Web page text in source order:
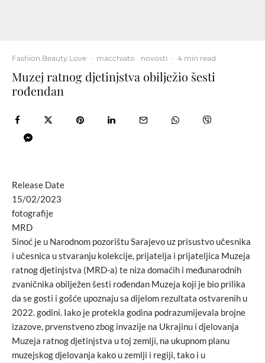
Fashion.Beauty.Love · macchiato novosti · 4 min read
Muzej ratnog djetinjstva obilježio šesti
rođendan
Release Date
15/02/2023
fotografije
MRD
Sinoć je u Narodnom pozorištu Sarajevo uz prisustvo učesnika
i učesnica u stvaranju kolekcije, prijatelja i prijateljica Muzeja
ratnog djetinjstva (MRD-a) te niza domaćih i međunarodnih
zvaničnika obilježen šesti rođendan Muzeja koji je bio prilika
da se gosti i gošće upoznaju sa dijelom rezultata ostvarenih u
2022. godini. Iako je protekla godina podrazumijevala brojne
izazove, prvenstveno zbog invazije na Ukrajinu i djelovanja
Muzeja ratnog djetinjstva u toj zemlji, na ukupnom planu
muzejskog djelovanja kako u zemlji i regiji, tako i u